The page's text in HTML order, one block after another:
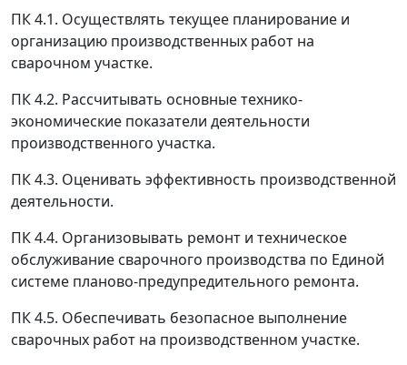
ПК 4.1. Осуществлять текущее планирование и
организацию производственных работ на
сварочном участке.
ПК 4.2. Рассчитывать основные технико-
экономические показатели деятельности
производственного участка.
ПК 4.3. Оценивать эффективность производственной
деятельности.
ПК 4.4. Организовывать ремонт и техническое
обслуживание сварочного производства по Единой
системе планово-предупредительного ремонта.
ПК 4.5. Обеспечивать безопасное выполнение
сварочных работ на производственном участке.